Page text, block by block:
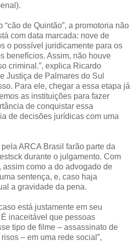
“cão de Quintão”, a promotoria não
com data marcada: nove de
o possível juridicamente para os
benefícios. Assim, não houve
criminal.”, explica Ricardo
Justiça de Palmares do Sul
Para ele, chegar a essa etapa já
as instituições para fazer
de conquistar essa
de decisões jurídicas com uma
ARCA Brasil farão parte da
durante o julgamento. Com
assim como a do advogado de
sentença, e, caso haja
a gravidade da pena.
está justamente em seu
inaceitável que pessoas
tipo de filme – assassinato de
– em uma rede social”,